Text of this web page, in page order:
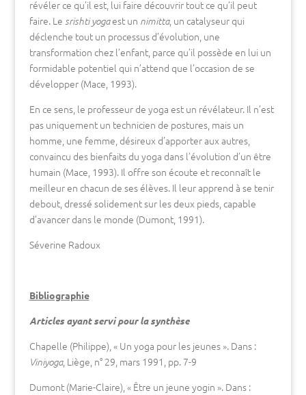
révéler ce qu’il est, lui faire découvrir tout ce qu’il peut
faire. Le srishti yogaest un nimitta, un catalyseur qui
déclenche tout un processus d’évolution, une
transformation chez l’enfant, parce qu’il possède en lui un
formidable potentiel qui n’attend que l’occasion de se
développer (Mace, 1993).
En ce sens, le professeur de yoga est un révélateur. Il n’est
pas uniquement un technicien de postures, mais un
homme, une femme, désireux d’apporter aux autres,
convaincu des bienfaits du yoga dans l’évolution d’un être
humain (Mace, 1993). Il offre son écoute et reconnaît le
meilleur en chacun de ses élèves. Il leur apprend à se tenir
debout, dressé solidement sur les deux pieds, capable
d’avancer dans le monde (Dumont, 1991).
Séverine Radoux
Bibliographie
Articles ayant servi pour la synthèse
Chapelle (Philippe), « Un yoga pour les jeunes ». Dans :
Viniyoga, Liège, n° 29, mars 1991, pp. 7-9
Dumont (Marie-Claire), « Être un jeune yogin ». Dans :